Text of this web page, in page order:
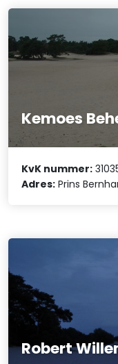
Kemoes
KvK nummer:
Adres: Prins
Robert